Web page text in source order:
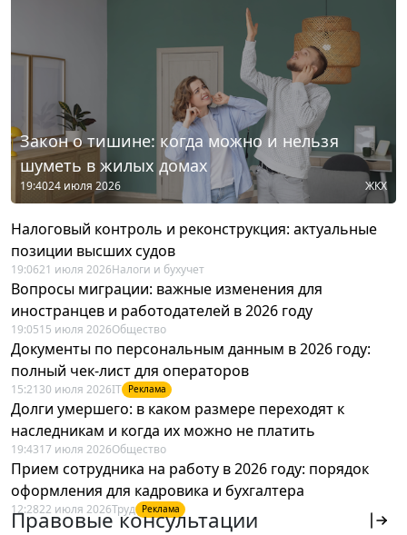
Закон о тишине: когда можно и нельзя
шуметь в жилых домах
19:4024 июля 2026 ЖКХ
Налоговый контроль и реконструкция: актуальные
позиции высших судов
19:0621 июля 2026Налоги и бухучет
Вопросы миграции: важные изменения для
иностранцев и работодателей в 2026 году
19:0515 июля 2026Общество
Документы по персональным данным в 2026 году:
полный чек-лист для операторов
15:21 30 июля 2026IT Реклама
Долги умершего: в каком размере переходят к
наследникам и когда их можно не платить
19:4317 июля 2026Общество
Прием сотрудника на работу в 2026 году: порядок
оформления для кадровика и бухгалтера
12:2822 июля 2026Труд Реклама
Правовые консультации